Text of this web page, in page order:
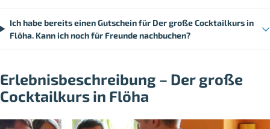
Ich habe bereits einen Gutschein für Der große Cocktailkurs in
Flöha. Kann ich noch für Freunde nachbuchen?
Erlebnisbeschreibung – Der große
Cocktailkurs in Flöha